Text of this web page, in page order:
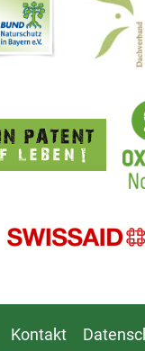
Kontakt